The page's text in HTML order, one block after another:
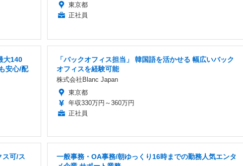
東京都
正社員
大140
安心/配
「バックオフィス担当」 韓国語を活かせる 幅広いバック
オフィスを経験可能
株式会社Blanc Japan
東京都
年収330万円～360万円
正社員
ス可/ス
一般事務・OA事務/朝ゆっくり16時までの勤務人気エンタ